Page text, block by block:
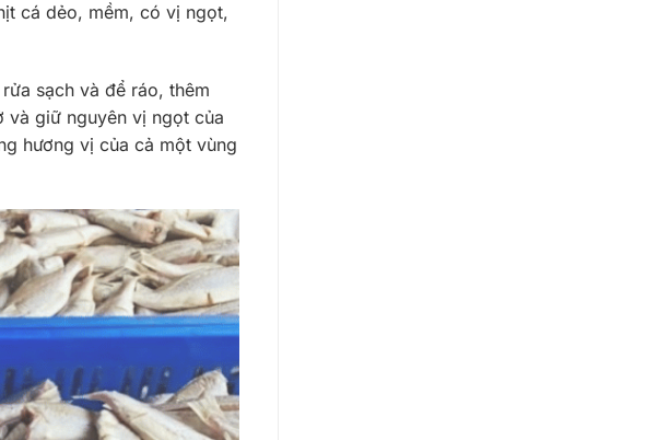
cá dẻo, mềm, có vị ngọt,
sạch và để ráo, thêm
và giữ nguyên vị ngọt của
hương vị của cả một vùng